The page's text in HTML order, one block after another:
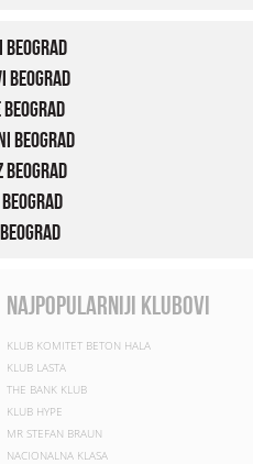
Beograd
Beograd
najpopularniji klubovi
KLUB KOMITET BETON HALA
KLUB LASTA
THE BANK KLUB
KLUB HYPE
MR STEFAN BRAUN
NACIONALNA KLASA